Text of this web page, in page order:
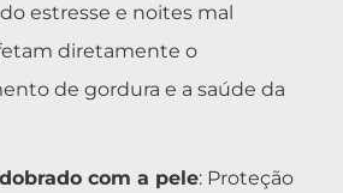
estresse e noites mal
diretamente o
de gordura e a saúde da
com a pele: Proteção